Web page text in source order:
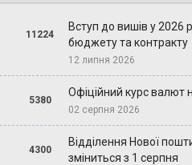
11224
Вступ до вишів у 2026
бюджету та контракту
12 липня 2026
5380
Офіційний курс валют
02 серпня 2026
4300
Відділення Нової
зміниться з 1 серпня